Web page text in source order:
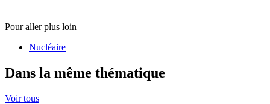
Pour aller plus loin
Nucléaire
Dans la même thématique
Voir tous